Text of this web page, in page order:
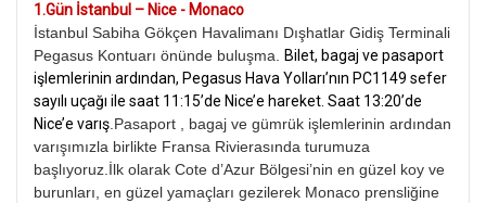
1.Gün İstanbul – Nice - Monaco
İstanbul Sabiha Gökçen Havalimanı Dışhatlar Gidiş Terminali
Pegasus Kontuarı önünde buluşma.
Bilet, bagaj ve pasaport
işlemlerinin ardından, Pegasus Hava Yolları’nın PC1149 sefer
sayılı uçağı ile saat 11:15’de Nice’e hareket. Saat 13:20’de
Nice’e varış .Pasaport , bagaj ve gümrük işlemlerinin ardından
varışımızla birlikte Fransa Rivierasında turumuza
başlıyoruz.İlk olarak Cote d’Azur Bölgesi’nin en güzel koy ve
burunları, en güzel yamaçları gezilerek Monaco prensliğine